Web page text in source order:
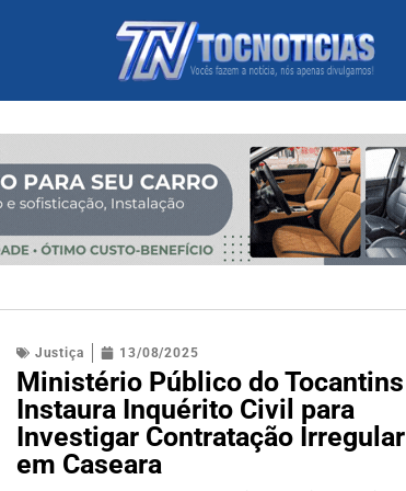
Justiça 13/08/2025
Ministério Público do Tocantins
Instaura Inquérito Civil para
Investigar Contratação Irregular
em Caseara